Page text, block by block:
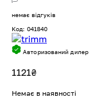
немає відгуків
Код: 041840
Авторизований дилер
1121₴
Немає в наявності